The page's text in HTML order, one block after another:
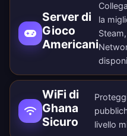
Server di
Gioco
Americani
la
WiFi di
Ghana
Sicuro
livello